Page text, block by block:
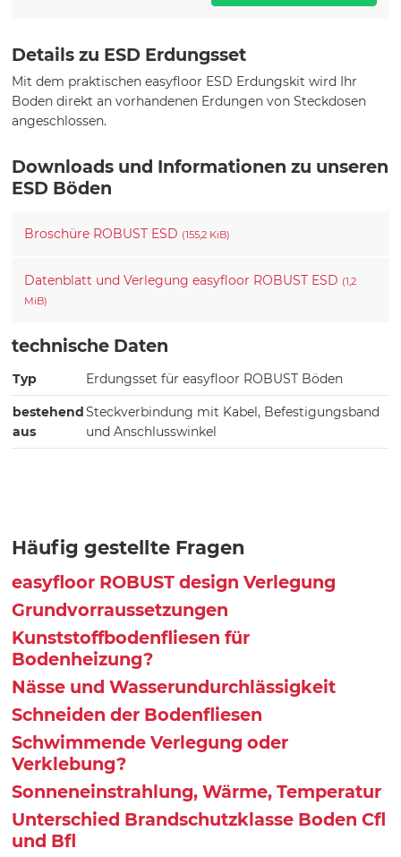
Details zu ESD Erdungsset
Mit dem praktischen easyfloor ESD Erdungskit wird Ihr
Boden direkt an vorhandenen Erdungen von Steckdosen
angeschlossen.
Downloads und Informationen zu unseren
ESD Böden
Broschüre ROBUST ESD (155,2 KiB)
Datenblatt und Verlegung easyfloor ROBUST ESD (1,2
MiB)
technische Daten
Typ Erdungsset für easyfloor ROBUST Böden
bestehend
aus
Steckverbindung mit Kabel, Befestigungsband
und Anschlusswinkel
Häufig gestellte Fragen
easyfloor ROBUST design Verlegung
Grundvorraussetzungen
Kunststoffbodenfliesen für
Bodenheizung?
Nässe und Wasserundurchlässigkeit
Schneiden der Bodenfliesen
Schwimmende Verlegung oder
Verklebung?
Sonneneinstrahlung, Wärme, Temperatur
Unterschied Brandschutzklasse Boden Cfl
und Bfl